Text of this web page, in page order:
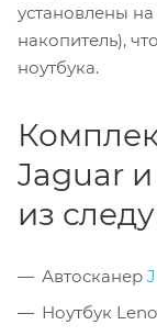
установлены
накопитель),
ноутбука.
Jaguar и
из
Автосканер
Ноутбук